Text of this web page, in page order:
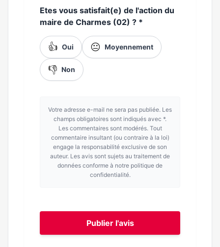
Etes vous satisfait(e) de l'action du
maire de Charmes (02) ? *
👍 Oui 😐 Moyennement
👎 Non
Votre adresse e-mail ne sera pas publiée. Les
champs obligatoires sont indiqués avec *.
Les commentaires sont modérés. Tout
commentaire insultant (ou contraire à la loi)
engage la responsabilité exclusive de son
auteur. Les avis sont sujets au traitement de
données conforme à notre politique de
confidentialité.
Publier l'avis